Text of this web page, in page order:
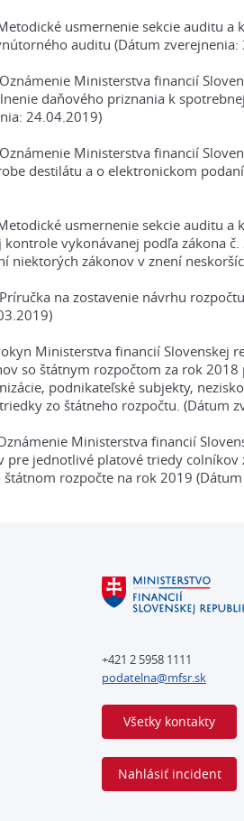
usmernenie sekcie auditu
auditu (Dátum zverejnenia:
Ministerstva financií
daňového priznania k
24.04.2019)
Ministerstva financií
destilátu a o elektronickom
usmernenie sekcie auditu
kontrole vykonávanej podľa zákona
niektorých zákonov v znení
na zostavenie návrhu
Ministerstva financií
so štátnym rozpočtom za rok
podnikateľské subjekty,
zo štátneho rozpočtu. (Dátum
Ministerstva financií
pre jednotlivé platové triedy colníkov
rozpočte na rok 2019
+421 2 5958 1111
podatelna@mfsr.sk
Všetky kontakty
Nahlásiť incident